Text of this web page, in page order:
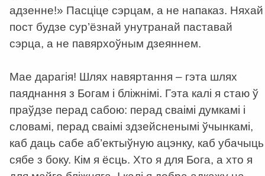
адзенне!» Пасціце сэрцам, а не напаказ. Няхай
пост будзе сур’ёзнай унутранай паставай
сэрца, а не павярхоўным дзеяннем.
Мае дарагія! Шлях навяртання – гэта шлях
паяднання з Богам і бліжнімі. Гэта калі я стаю ў
праўдзе перад сабою: перад сваімі думкамі і
словамі, перад сваімі здзейсненымі ўчынкамі,
каб даць сабе аб’ектыўную ацэнку, каб убачыць
сябе з боку. Кім я ёсць. Хто я для Бога, а хто я